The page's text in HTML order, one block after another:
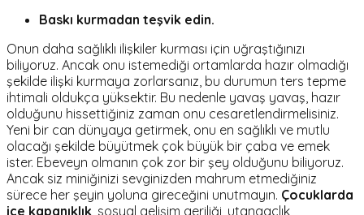
Baskı kurmadan teşvik edin.
Onun daha sağlıklı ilişkiler kurması için uğraştığınızı
biliyoruz. Ancak onu istemediği ortamlarda hazır olmadığı
şekilde ilişki kurmaya zorlarsanız, bu durumun ters tepme
ihtimali oldukça yüksektir. Bu nedenle yavaş yavaş, hazır
olduğunu hissettiğiniz zaman onu cesaretlendirmelisiniz.
Yeni bir can dünyaya getirmek, onu en sağlıklı ve mutlu
olacağı şekilde büyütmek çok büyük bir çaba ve emek
ister. Ebeveyn olmanın çok zor bir şey olduğunu biliyoruz.
Ancak siz miniğinizi sevginizden mahrum etmediğiniz
sürece her şeyin yoluna gireceğini unutmayın. Çocuklarda
içe kapanıklık , sosyal gelişim geriliği, utangaçlık,